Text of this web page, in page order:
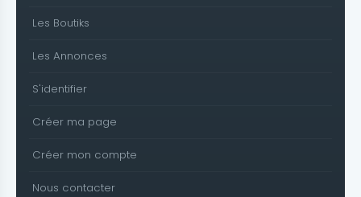
Les Boutiks
Les Annonces
S'identifier
Créer ma page
Créer mon compte
Nous contacter